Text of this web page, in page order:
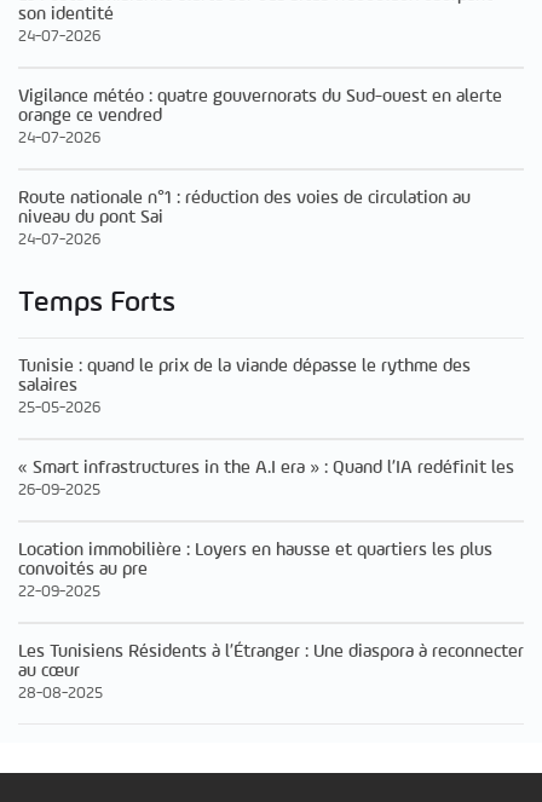
son identité
24-07-2026
Vigilance météo : quatre gouvernorats du Sud-ouest en alerte
orange ce vendred
24-07-2026
Route nationale n°1 : réduction des voies de circulation au
niveau du pont Sai
24-07-2026
Temps Forts
Tunisie : quand le prix de la viande dépasse le rythme des
salaires
25-05-2026
« Smart infrastructures in the A.I era » : Quand l’IA redéfinit les
26-09-2025
Location immobilière : Loyers en hausse et quartiers les plus
convoités au pre
22-09-2025
Les Tunisiens Résidents à l’Étranger : Une diaspora à reconnecter
au cœur
28-08-2025